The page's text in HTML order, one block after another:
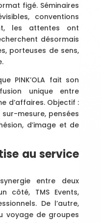
figé. Séminaires
conventions
les attentes ont
désormais
porteuses de sens,
PINK’OLA fait son
unique entre
d’affaires. Objectif :
mesure, pensées
d’image et de
au service
entre deux
côté, TMS Events,
De l’autre,
voyage de groupes